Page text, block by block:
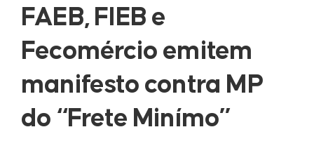
FAEB, FIEB e
Fecomércio emitem
manifesto contra MP
do “Frete Minímo”